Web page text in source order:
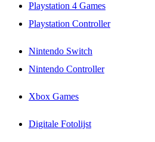
Playstation 4 Games
Playstation Controller
Nintendo Switch
Nintendo Controller
Xbox Games
Digitale Fotolijst